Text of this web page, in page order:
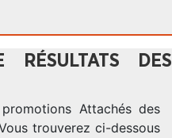
Attachés des
trouverez ci-dessous